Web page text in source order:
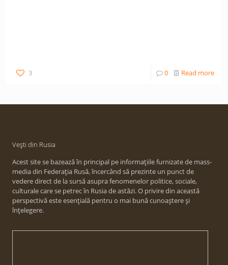
3 0 Read more
Vești din Rusia
Acest site se bazează în principal pe informațiile furnizate de mass-
media din Federația Rusă, încercând să prezinte un punct de
vedere direct de la sursă asupra fenomenelor politice, sociale,
culturale care se petrec în Rusia de astăzi. O privire din această
perspectivă este esențială pentru o mai bună cunoaștere și
înțelegere.